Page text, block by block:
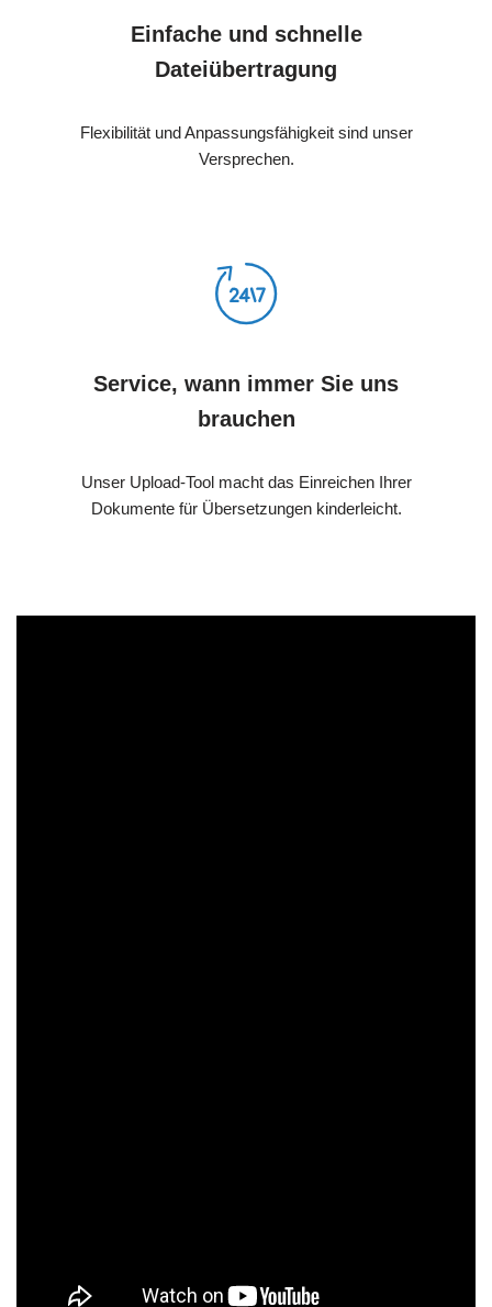
Einfache und schnelle
Dateiübertragung
Flexibilität und Anpassungsfähigkeit sind unser
Versprechen.
Service, wann immer Sie uns
brauchen
Unser Upload-Tool macht das Einreichen Ihrer
Dokumente für Übersetzungen kinderleicht.